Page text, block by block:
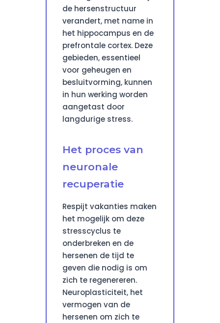
de hersenstructuur
verandert, met name in
het hippocampus en de
prefrontale cortex. Deze
gebieden, essentieel
voor geheugen en
besluitvorming, kunnen
in hun werking worden
aangetast door
langdurige stress.
Het proces van
neuronale
recuperatie
Respijt vakanties maken
het mogelijk om deze
stresscyclus te
onderbreken en de
hersenen de tijd te
geven die nodig is om
zich te regenereren.
Neuroplasticiteit, het
vermogen van de
hersenen om zich te